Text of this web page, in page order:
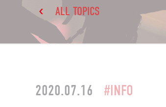
ALL TOPICS
2020.07.16 #INFO